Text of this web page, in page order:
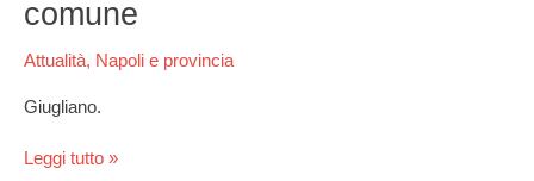
comune
Attualità, Napoli e provincia
Giugliano.
in
piazza
promosso
dal
Leggi tutto »